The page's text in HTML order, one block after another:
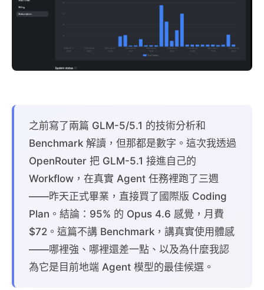
之前寫了兩篇 GLM-5/5.1 的技術分析和
Benchmark 解讀，但那都是數字。這次我透過
OpenRouter 把 GLM-5.1 接進自己的
Workflow，在真實 Agent 任務裡跑了三週
——昨天正式畢業，直接買了國際版 Coding
Plan。結論：95% 的 Opus 4.6 感覺，月費
$72。這篇不講 Benchmark，講真實使用體感
——哪裡強、哪裡還差一點、以及為什麼我認
為它是目前地端 Agent 模型的最佳候選。